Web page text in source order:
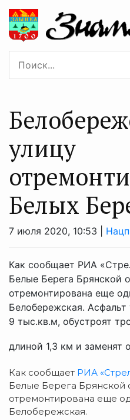
улицу
Белых
7 июля 2020, 10:53 |
Как сообщает РИА
Белые Берега Брянской
отремонтирована еще
Белобережская.
9 тыс.кв.м, обустроят
длиной 1,3 км и заменят
Как сообщает РИА
Белые Берега Брянской
отремонтирована еще
Белобережская.